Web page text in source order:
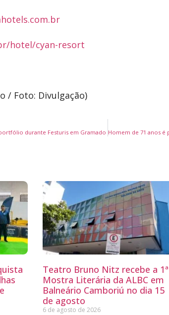
hotel/cyan-resort
/ Foto: Divulgação)
durante Festuris em Gramado
Teatro Bruno Nitz recebe a 1ª
Mostra Literária da ALBC em
Balneário Camboriú no dia 15
de agosto
6 de agosto de 2026